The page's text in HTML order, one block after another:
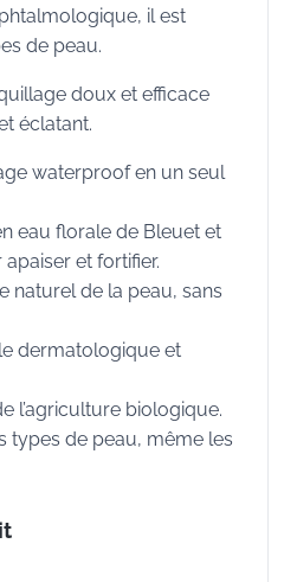
il est
de peau.
doux et efficace
éclatant.
waterproof en un seul
eau florale de Bleuet et
et fortifier.
naturel de la peau, sans
dermatologique et
l’agriculture biologique.
types de peau, même les